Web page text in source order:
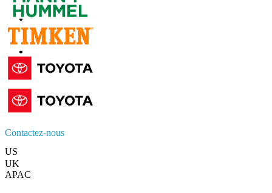
Contactez-nous
US
UK
APAC